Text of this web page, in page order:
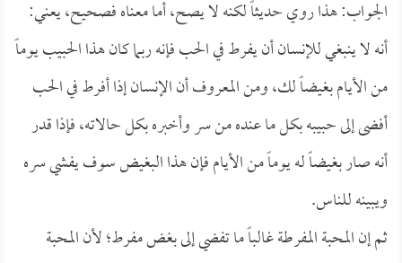
الجواب: هذا روي حديثاً لكنه لا يصح، أما معناه فصحيح، يعني:
أنه لا ينبغي للإنسان أن يفرط في الحب فإنه ربما كان هذا الحبيب يوماً
من الأيام بغيضاً لك، ومن المعروف أن الإنسان إذا أفرط في الحب
أفضى إلى حبيبه بكل ما عنده من سر وأخبره بكل حالاته، فإذا قدر
أنه صار بغيضاً له يوماً من الأيام فإن هذا البغيض سوف يفشي سره
ويبينه للناس.
ثم إن المحبة المفرطة غالباً ما تفضي إلى بغض مفرط؛ لأن المحبة